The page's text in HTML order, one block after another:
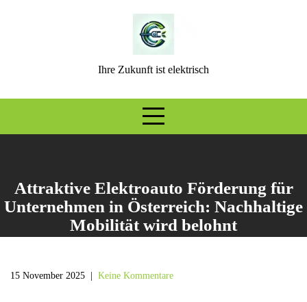
Ihre Zukunft ist elektrisch
Attraktive Elektroauto Förderung für
Unternehmen in Österreich: Nachhaltige
Mobilität wird belohnt
15 November 2025 Keine Kommentare